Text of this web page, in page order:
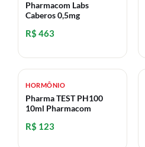
Pharmacom Labs
Caberos 0,5mg
R$ 463
HORMÔNIO
Pharma TEST PH100
10ml Pharmacom
R$ 123